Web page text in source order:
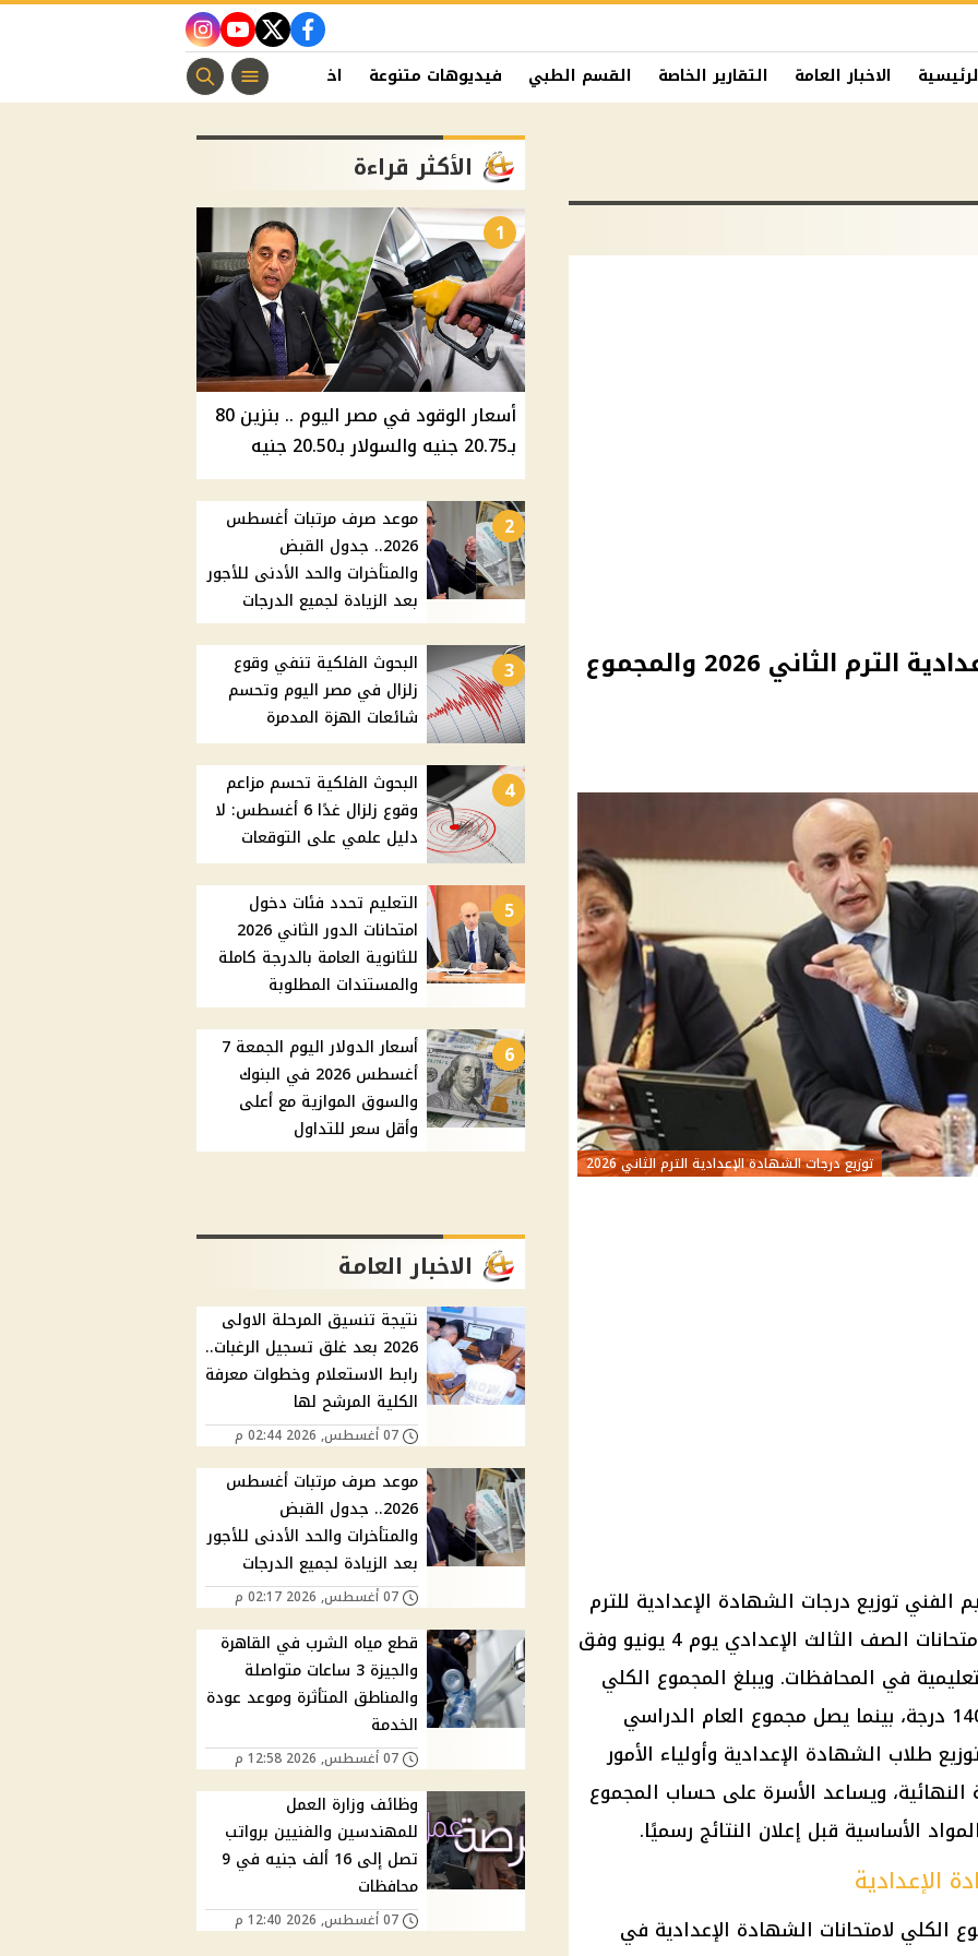
facebook
twitter
youtube
instagram
الاخبار العامة التقارير الخاصة القسم الطبي فيديوهات متنوعة اخبار الفن منوعات مسيحية
توزيع درجات الشهادة الإعدادية الترم الثاني 2026 والمجموع
توزيع درجات الشهادة الإعدادية الترم الثاني 2026
الفني توزيع درجات الشهادة الإعدادية للترم
الثاني 2026، بالتزامن مع انطلاق امتحانات الصف الثالث الإعدادي يوم 4 يونيو وفق
في المحافظات. ويبلغ المجموع الكلي
لامتحانات الفصل الدراسي الثاني 140 درجة، بينما يصل مجموع العام الدراسي
التوزيع طلاب الشهادة الإعدادية وأولياء الأمور
ويساعد الأسرة على حساب المجموع
الأساسية قبل إعلان النتائج رسميًا.
الإعدادية
الكلي لامتحانات الشهادة الإعدادية في
الأكثر قراءة
1
أسعار الوقود في مصر اليوم .. بنزين 80
بـ20.75 جنيه والسولار بـ20.50 جنيه
2
موعد صرف مرتبات أغسطس
2026.. جدول القبض
والمتأخرات والحد الأدنى للأجور
بعد الزيادة لجميع الدرجات
3
البحوث الفلكية تنفي وقوع
زلزال في مصر اليوم وتحسم
شائعات الهزة المدمرة
4
البحوث الفلكية تحسم مزاعم
وقوع زلزال غدًا 6 أغسطس: لا
دليل علمي على التوقعات
5
التعليم تحدد فئات دخول
امتحانات الدور الثاني 2026
للثانوية العامة بالدرجة كاملة
والمستندات المطلوبة
6
أسعار الدولار اليوم الجمعة 7
أغسطس 2026 في البنوك
والسوق الموازية مع أعلى
وأقل سعر للتداول
الاخبار العامة
نتيجة تنسيق المرحلة الاولى
2026 بعد غلق تسجيل الرغبات..
رابط الاستعلام وخطوات معرفة
الكلية المرشح لها
07 أغسطس, 2026 02:44 م
موعد صرف مرتبات أغسطس
2026.. جدول القبض
والمتأخرات والحد الأدنى للأجور
بعد الزيادة لجميع الدرجات
07 أغسطس, 2026 02:17 م
قطع مياه الشرب في القاهرة
والجيزة 3 ساعات متواصلة
والمناطق المتأثرة وموعد عودة
الخدمة
07 أغسطس, 2026 12:58 م
وظائف وزارة العمل
للمهندسين والفنيين برواتب
تصل إلى 16 ألف جنيه في 9
محافظات
07 أغسطس, 2026 12:40 م